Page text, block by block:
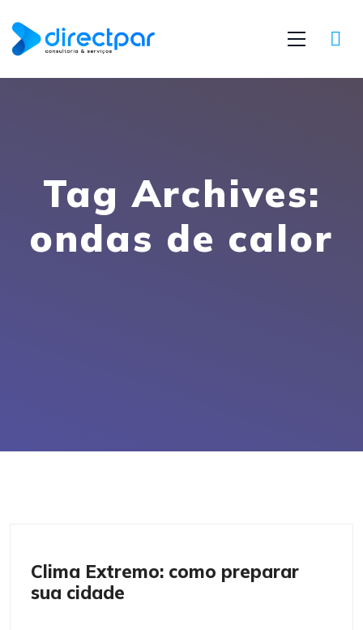
Tag Archives:
ondas de calor
Clima Extremo: como preparar
sua cidade